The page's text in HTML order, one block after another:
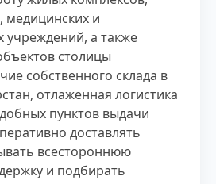
медицинских и
учреждений, а также
столицы
собственного склада в
отлаженная логистика
пунктов выдачи
доставлять
всестороннюю
и подбирать